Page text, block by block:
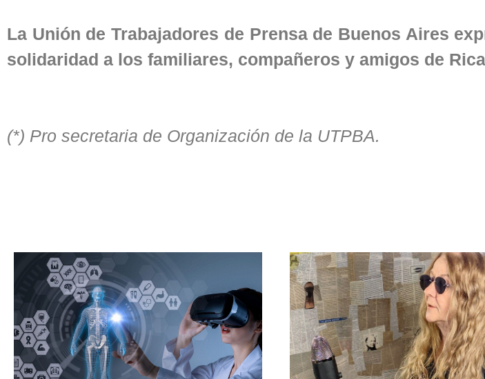
La Unión de Trabajadores de Prensa de Buenos Aires
solidaridad a los familiares, compañeros y amigos de
(*) Pro secretaria de Organización de la UTPBA.